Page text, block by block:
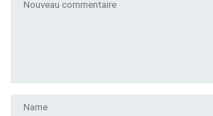
Prénom et nom